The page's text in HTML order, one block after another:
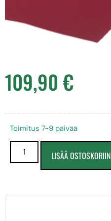
109,90€
Toimitus 7-9 päivää
LISÄÄ OSTOSKORIIN